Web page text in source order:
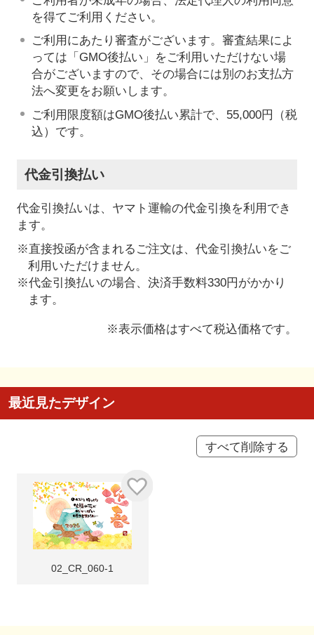
を得てご利用ください。
ご利用にあたり審査がございます。審査結果によ
っては「GMO後払い」をご利用いただけない場
合がございますので、その場合には別のお支払方
法へ変更をお願いします。
ご利用限度額はGMO後払い累計で、55,000円（税
込）です。
代金引換払い
代金引換払いは、ヤマト運輸の代金引換を利用でき
ます。
※直接投函が含まれるご注文は、代金引換払いをご
利用いただけません。
※代金引換払いの場合、決済手数料330円がかかり
ます。
※表示価格はすべて税込価格です。
最近見たデザイン
すべて削除する
02_CR_060-1